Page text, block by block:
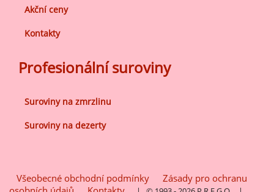
Akční ceny
Kontakty
Profesionální suroviny
Suroviny na zmrzlinu
Suroviny na dezerty
Všeobecné obchodní podmínky
Zásady pro ochranu